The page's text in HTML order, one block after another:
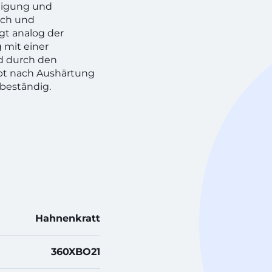
und
und
analog der
mit einer
durch den
nach Aushärtung
Hahnenkratt
360XBO21